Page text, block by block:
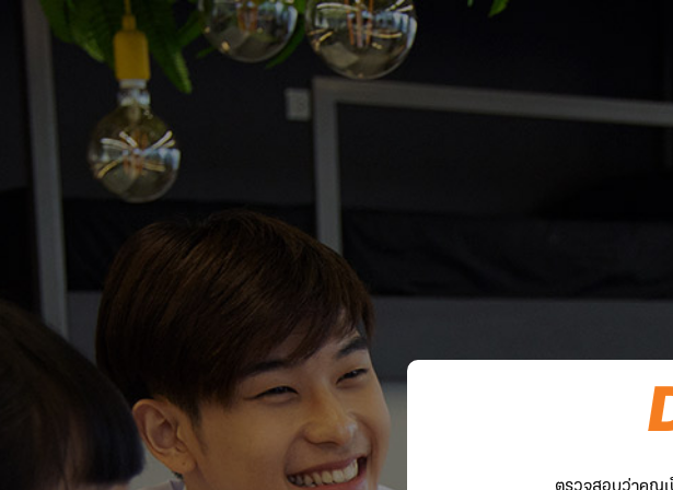
ตรวจสอบว่าคุณเ